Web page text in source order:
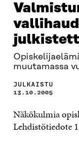
muutamassa
JULKAISTU
13.10.2005
Näkökulmia
Lehdistötiedote